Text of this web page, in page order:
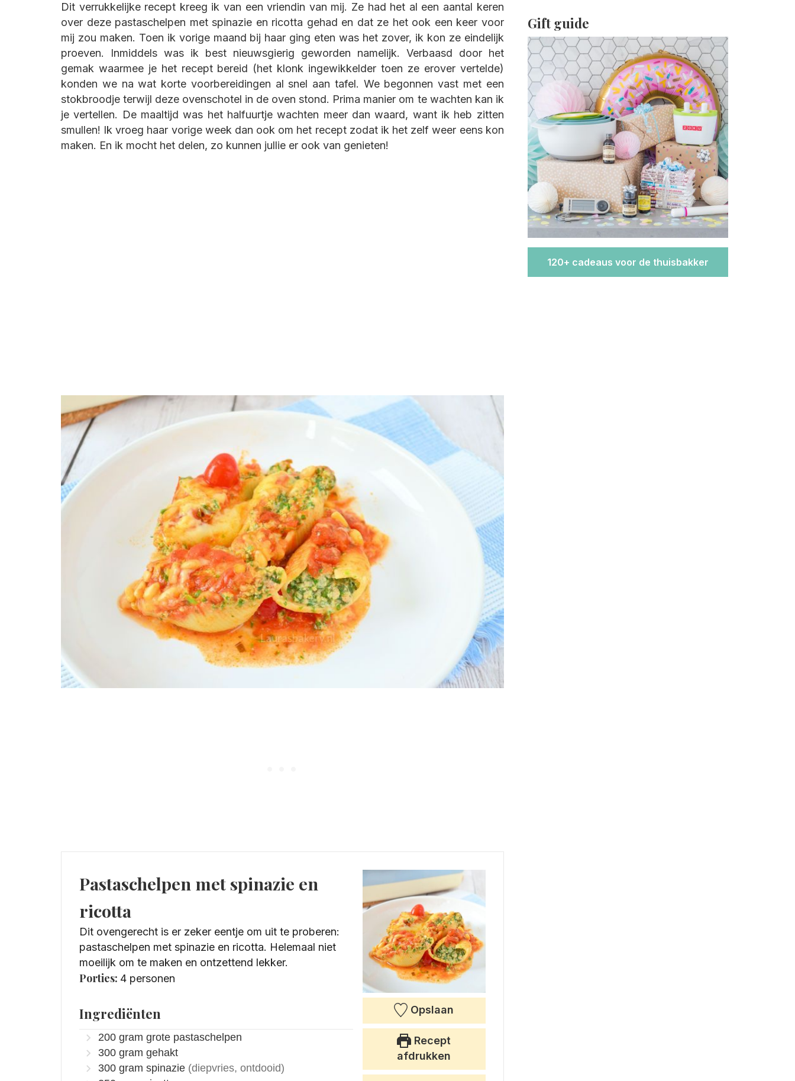
Dit verrukkelijke recept kreeg ik van een vriendin van mij. Ze had het al een aantal keren
over deze pastaschelpen met spinazie en ricotta gehad en dat ze het ook een keer voor
mij zou maken. Toen ik vorige maand bij haar ging eten was het zover, ik kon ze eindelijk
proeven. Inmiddels was ik best nieuwsgierig geworden namelijk. Verbaasd door het
gemak waarmee je het recept bereid (het klonk ingewikkelder toen ze erover vertelde)
konden we na wat korte voorbereidingen al snel aan tafel. We begonnen vast met een
stokbroodje terwijl deze ovenschotel in de oven stond. Prima manier om te wachten kan ik
je vertellen. De maaltijd was het halfuurtje wachten meer dan waard, want ik heb zitten
smullen! Ik vroeg haar vorige week dan ook om het recept zodat ik het zelf weer eens kon
maken. En ik mocht het delen, zo kunnen jullie er ook van genieten!
Opslaan
Recept
afdrukken
Pastaschelpen met spinazie en
ricotta
Dit ovengerecht is er zeker eentje om uit te proberen:
pastaschelpen met spinazie en ricotta. Helemaal niet
moeilijk om te maken en ontzettend lekker.
Porties: 4 personen
Ingrediënten
200 gram grote pastaschelpen
300 gram gehakt
300 gram spinazie (diepvries, ontdooid)
Gift guide
120+ cadeaus voor de thuisbakker